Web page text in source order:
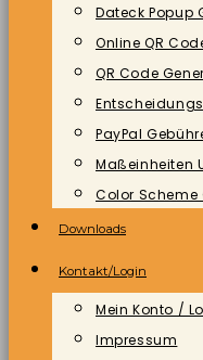
Dateck Popup
Online QR
QR Code
PayPal
Maßeinheiten
Color Scheme
Downloads
Kontakt/Login
Mein Konto /
Impressum